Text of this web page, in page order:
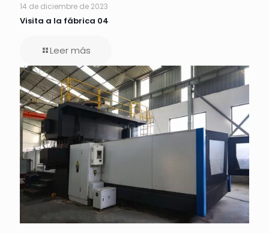
14 de diciembre de 2023
Visita a la fábrica 04
Leer más